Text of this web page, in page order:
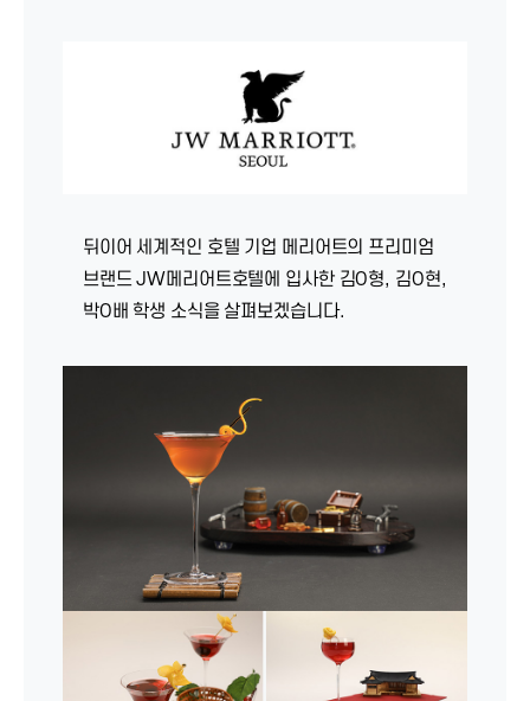
뒤이어 세계적인 호텔 기업 메리어트의 프리미엄
브랜드 JW메리어트호텔에 입사한 김O형, 김O현,
박O배 학생 소식을 살펴보겠습니다.